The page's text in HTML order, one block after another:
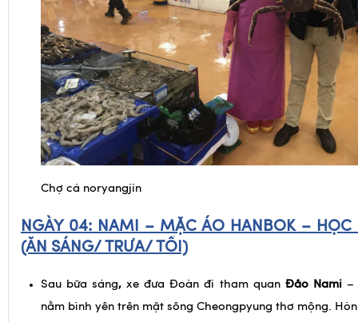
Chợ cá noryangjin
NGÀY 04:NAMI – MẶC ÁO HANBOK – HỌC
(ĂN SÁNG/ TRƯA/ TỐI)
Sau bữa sáng, xe đưa Đoàn đi tham quan Đảo Nami
nằm bình yên trên mặt sông Cheongpyung thơ mộng.